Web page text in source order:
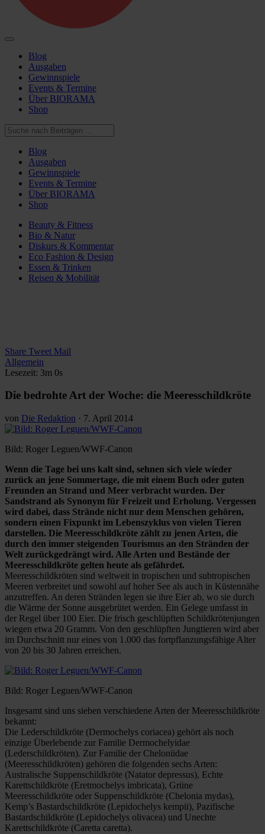
Blog
Ausgaben
Gewinnspiele
Events & Termine
Über BIORAMA
Shop
Blog
Ausgaben
Gewinnspiele
Events & Termine
Über BIORAMA
Shop
Beauty & Fitness
Bio & Natur
Diskurs & Kommentar
Eco Fashion & Design
Essen & Trinken
Reisen & Mobilität
Share Tweet Mail
Allgemein
Lesezeit: 3m 0s
Die bedrohte Art der Woche: die Meeresschildkröte
von Die Redaktion · 7. April 2014
Bild: Roger Leguen/WWF-Canon
Wenn die Tage bei uns kalt sind, sehnen sich viele wieder
zurück an jene Sommertage, die mit einem Buch oder guten
Freunden an Strand und Meer verbracht wurden. Der
Sandstrand als Synonym für Freizeit und Erholung. Vergessen
wird dabei, dass Strände nicht nur dem Menschen gehören,
sondern einen Fixpunkt im Lebenszyklus von vielen Tieren
darstellen. Die Meeresschildkröte zählt zu jenen Arten, die
durch den immer steigenden Tourismus an den Stränden der
Welt zurückgedrängt wird. Alle Arten und Bestände der
Meeresschildkröte gelten heute als gefährdet.
Meeresschildkröten sind weltweit in tropischen und subtropischen
Meeren verbreitet und sowohl auf hoher See als auch in Küstennähe
anzutreffen. An deren Stränden legen sie ihre Eier ab, wo sie durch
die Wärme der Sonne ausgebrütet werden. Ein Gelege umfasst in
der Regel über 100 Eier. Die frisch geschlüpften Schildkrötenjungen
wiegen etwa 20 Gramm. Von den geschlüpften Jungtieren wird aber
im Durchschnitt nur eines von 1.000 das fortpflanzungsfähige Alter
von 20 bis 30 Jahren erreichen.
Bild: Roger Leguen/WWF-Canon
Insgesamt sind uns sieben verschiedene Arten der Meeresschildkröte
bekannt:
Die Lederschildkröte (Dermochelys coriacea) gehört als noch
einzige Überlebende zur Familie Dermochelyidae
(Lederschildkröten). Zur Familie der Cheloniidae
(Meeresschildkröten) gehören die folgenden sechs Arten:
Australische Suppenschildkröte (Natator depressus), Echte
Karettschildkröte (Eretmochelys imbricata), Grüne
Meeresschildkröte oder Suppenschildkröte (Chelonia mydas),
Kemp’s Bastardschildkröte (Lepidochelys kempii), Pazifische
Bastardschildkröte (Lepidochelys olivacea) und Unechte
Karettschildkröte (Caretta caretta).